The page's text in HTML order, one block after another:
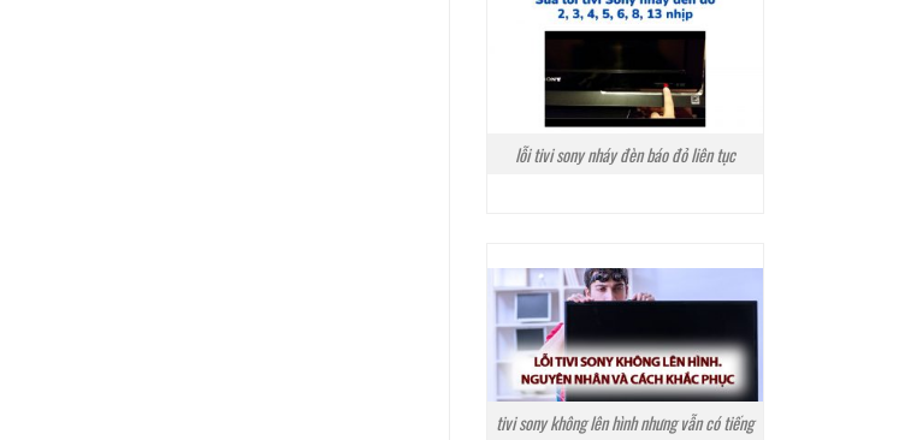
lỗi tivi sony nháy đèn báo đỏ liên tục
tivi sony không lên hình nhưng vẫn có tiếng